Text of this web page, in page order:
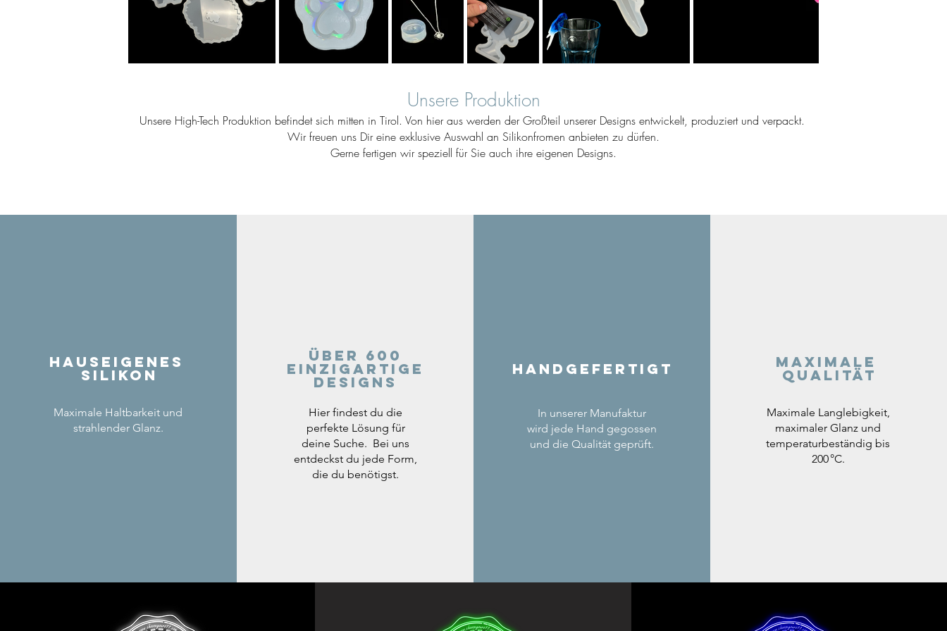
Unsere Produktion
Unsere High-Tech Produktion befindet sich mitten in Tirol. Von hier aus werden der Großteil unserer Designs entwickelt, produziert und verpackt.
Wir freuen uns Dir eine exklusive Auswahl an Silikonfromen anbieten zu dürfen.
Gerne fertigen wir speziell für Sie auch ihre eigenen Designs.
Hauseigenes
Silikon
Maximale Haltbarkeit und
strahlender Glanz.
Über 600
einzigartige
Designs
Hier findest du die
perfekte Lösung für
deine Suche. Bei uns
entdeckst du jede Form,
die du benötigst.
Handgefertigt
In unserer Manufaktur
wird jede Hand gegossen
und die Qualität geprüft.
Maximale
Qualität
Maximale Langlebigkeit,
maximaler Glanz und
temperaturbeständig bis
200 °C.